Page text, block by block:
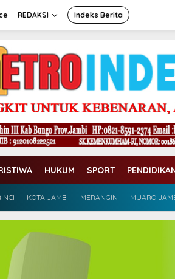
REDAKSI Indeks Berita
HUKUM SPORT
KOTA JAMBI MERANGIN MUARO